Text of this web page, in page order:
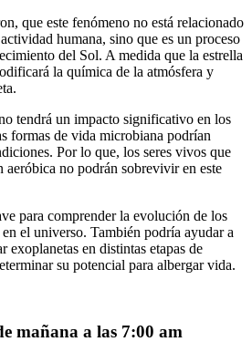
que este fenómeno no está relacionado
humana, sino que es un proceso
del Sol. A medida que la estrella
la química de la atmósfera y
tendrá un impacto significativo en los
formas de vida microbiana podrían
Por lo que, los seres vivos que
aeróbica no podrán sobrevivir en este
para comprender la evolución de los
el universo. También podría ayudar a
exoplanetas en distintas etapas de
su potencial para albergar vida.
mañana a las 7:00 am